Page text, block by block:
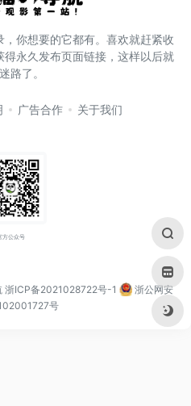
你想要的它都有。喜欢就赶紧收
永久发布页面链接，这样以后就
路了。
广告合作 关于我们
方公众号
浙ICP备2021028722号-1
浙公网安
号